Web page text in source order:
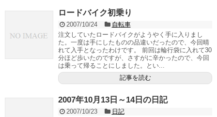
ロードバイク初乗り
2007/10/24
自転車
注文していたロードバイクがようやく手に入りまし
た。一度は手にしたものの品違いだったので、今回晴
れて入手となったわけです。 前回は輪行袋に入れて30
分ほど歩いたのですが、さすがに辛かったので、今回
は乗って帰ることにしました。とい...
記事を読む
2007年10月13日～14日の日記
2007/10/23
日記